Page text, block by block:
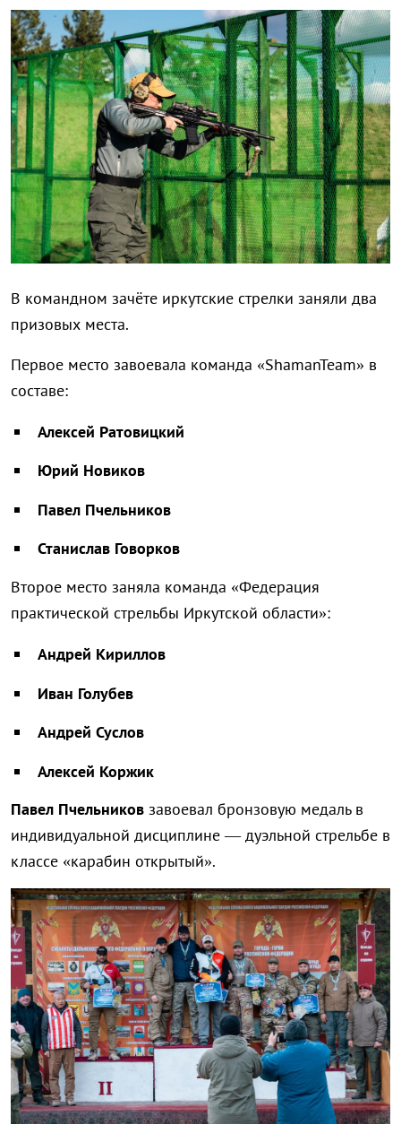
В командном зачёте иркутские стрелки заняли два
призовых места.
Первое место завоевала команда «ShamanTeam» в
составе:
Алексей Ратовицкий
Юрий Новиков
Павел Пчельников
Станислав Говорков
Второе место заняла команда «Федерация
практической стрельбы Иркутской области»:
Андрей Кириллов
Иван Голубев
Андрей Суслов
Алексей Коржик
Павел Пчельников завоевал бронзовую медаль в
индивидуальной дисциплине — дуэльной стрельбе в
классе «карабин открытый».